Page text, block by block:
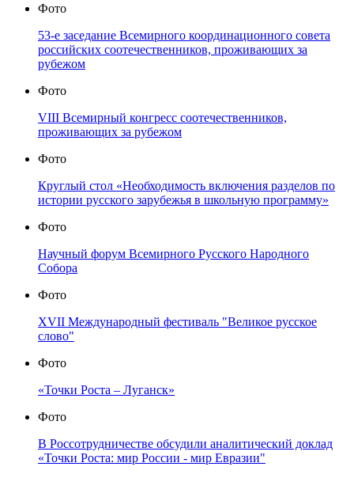
Фото
53-е заседание Всемирного координационного совета
российских соотечественников, проживающих за
рубежом
Фото
VIII Всемирный конгресс соотечественников,
проживающих за рубежом
Фото
Круглый стол «Необходимость включения разделов по
истории русского зарубежья в школьную программу»
Фото
Научный форум Всемирного Русского Народного
Собора
Фото
XVII Международный фестиваль "Великое русское
слово"
Фото
«Точки Роста – Луганск»
Фото
В Россотрудничестве обсудили аналитический доклад
«Точки Роста: мир России - мир Евразии"